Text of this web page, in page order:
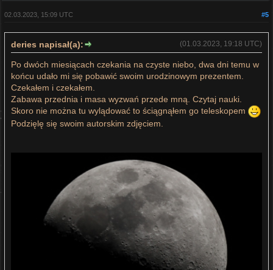
#5
02.03.2023, 15:09 UTC
(01.03.2023, 19:18 UTC)
deries napisał(a):
Po dwóch miesiącach czekania na czyste niebo, dwa dni temu w
końcu udało mi się pobawić swoim urodzinowym prezentem.
Czekałem i czekałem.
Zabawa przednia i masa wyzwań przede mną. Czytaj nauki.
Skoro nie można tu wylądować to ściągnąłem go teleskopem
Podzięlę się swoim autorskim zdjęciem.